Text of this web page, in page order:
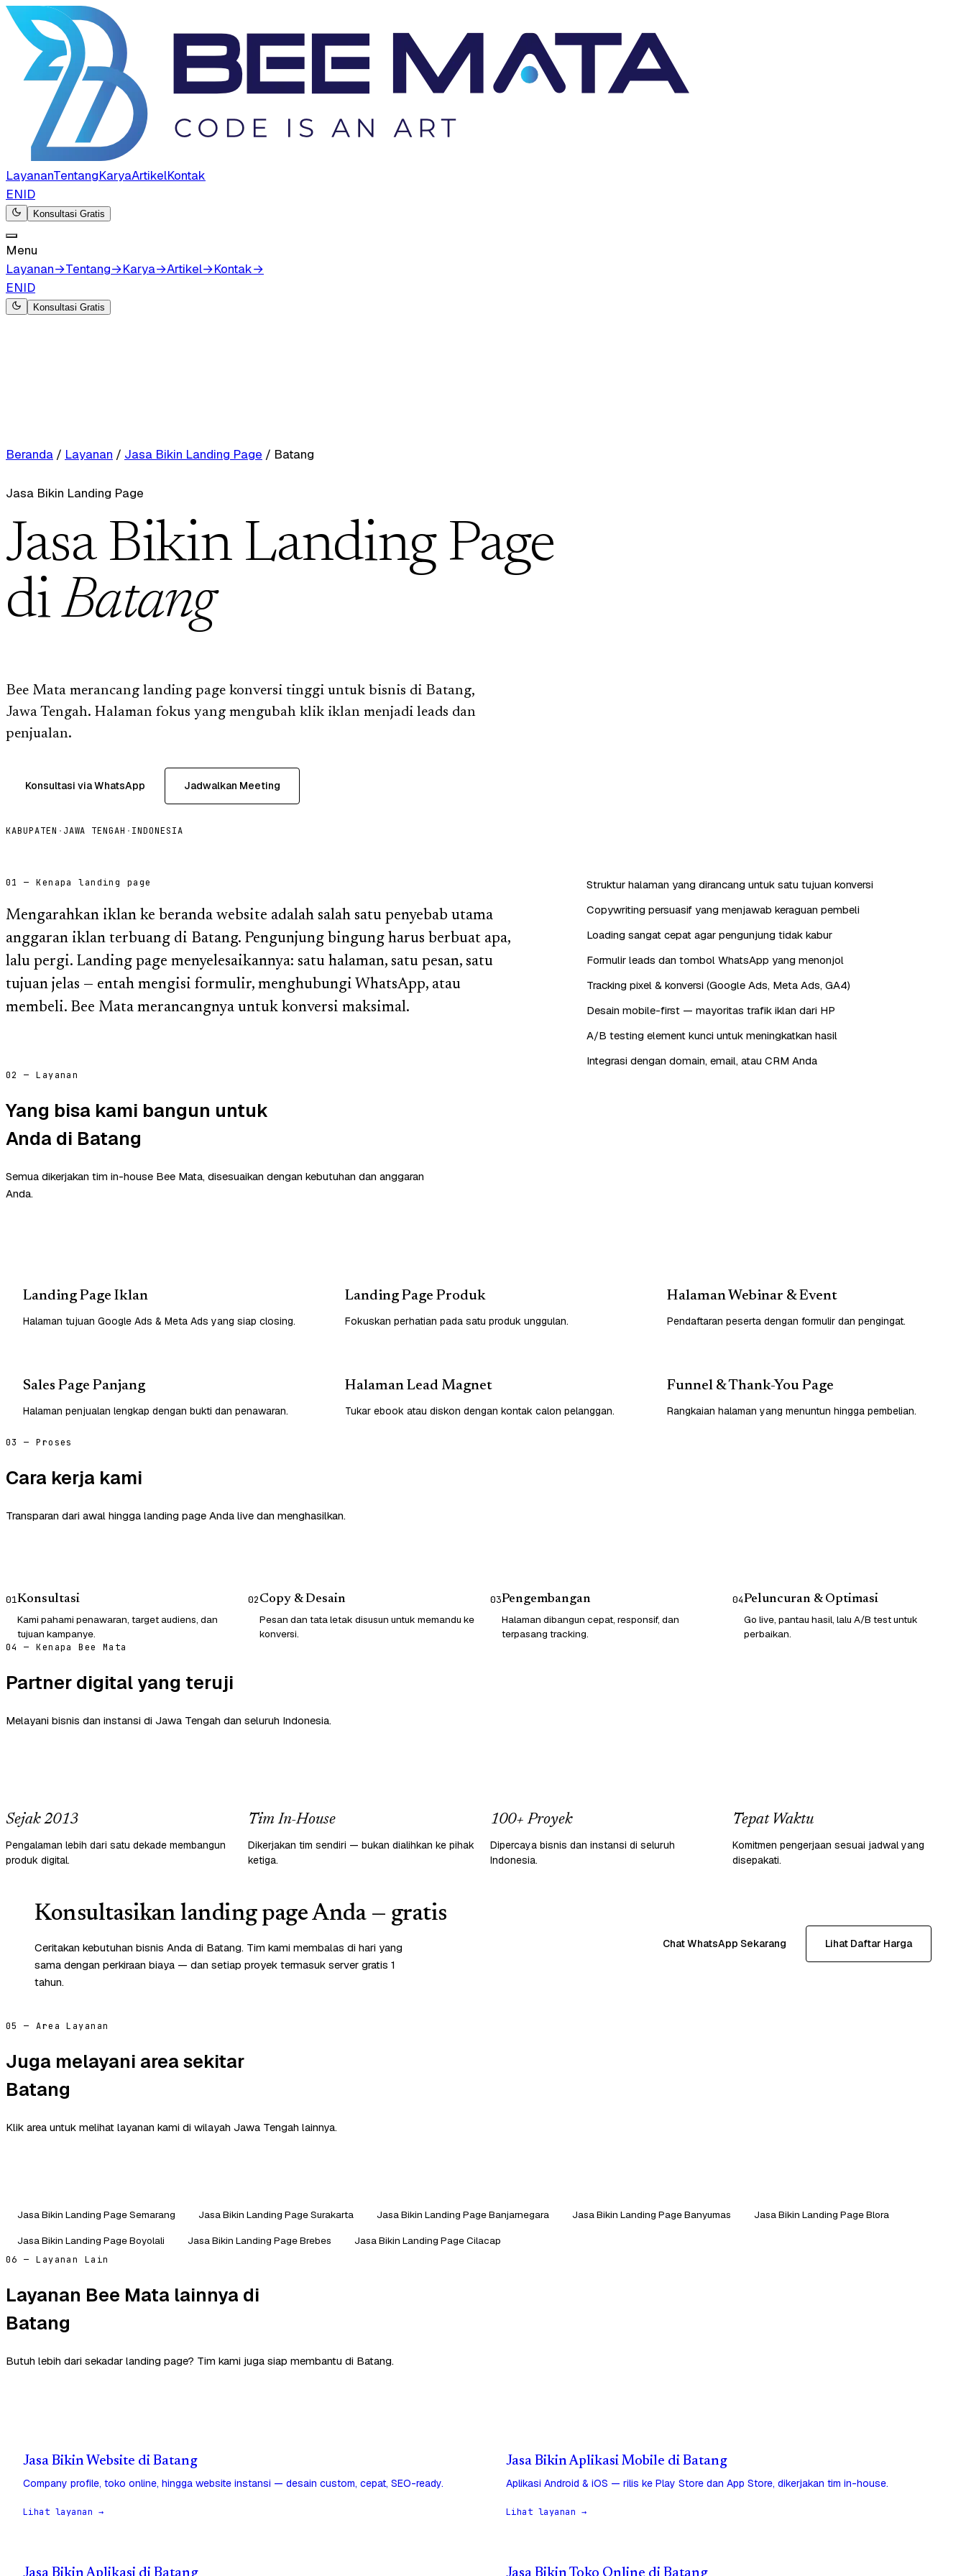
LayananTentangKaryaArtikelKontak
ENID
Konsultasi Gratis
Menu
Layanan→Tentang→Karya→Artikel→Kontak→
ENID
Konsultasi Gratis
Beranda / Layanan / Jasa Bikin Landing Page / Batang
Jasa Bikin Landing Page
Jasa Bikin Landing Page
diBatang
Bee Mata merancang landing page konversi tinggi untuk bisnis di Batang,
Jawa Tengah. Halaman fokus yang mengubah klik iklan menjadi leads dan
penjualan.
Konsultasi via WhatsApp Jadwalkan Meeting
KABUPATEN · JAWA TENGAH · INDONESIA
01 — Kenapa landing page
Mengarahkan iklan ke beranda website adalah salah satu penyebab utama
anggaran iklan terbuang di Batang. Pengunjung bingung harus berbuat apa,
lalu pergi. Landing page menyelesaikannya: satu halaman, satu pesan, satu
tujuan jelas — entah mengisi formulir, menghubungi WhatsApp, atau
membeli. Bee Mata merancangnya untuk konversi maksimal.
Struktur halaman yang dirancang untuk satu tujuan konversi
Copywriting persuasif yang menjawab keraguan pembeli
Loading sangat cepat agar pengunjung tidak kabur
Formulir leads dan tombol WhatsApp yang menonjol
Tracking pixel & konversi (Google Ads, Meta Ads, GA4)
Desain mobile-first — mayoritas trafik iklan dari HP
A/B testing element kunci untuk meningkatkan hasil
Integrasi dengan domain, email, atau CRM Anda
02 — Layanan
Yang bisa kami bangun untuk
Anda di Batang
Semua dikerjakan tim in-house Bee Mata, disesuaikan dengan kebutuhan dan anggaran
Anda.
Landing Page Iklan
Halaman tujuan Google Ads & Meta Ads yang siap closing.
Landing Page Produk
Fokuskan perhatian pada satu produk unggulan.
Halaman Webinar & Event
Pendaftaran peserta dengan formulir dan pengingat.
Sales Page Panjang
Halaman penjualan lengkap dengan bukti dan penawaran.
Halaman Lead Magnet
Tukar ebook atau diskon dengan kontak calon pelanggan.
Funnel & Thank-You Page
Rangkaian halaman yang menuntun hingga pembelian.
03 — Proses
Cara kerja kami
Transparan dari awal hingga landing page Anda live dan menghasilkan.
01Konsultasi
Kami pahami penawaran, target audiens, dan
tujuan kampanye.
02Copy & Desain
Pesan dan tata letak disusun untuk memandu ke
konversi.
03Pengembangan
Halaman dibangun cepat, responsif, dan
terpasang tracking.
04Peluncuran & Optimasi
Go live, pantau hasil, lalu A/B test untuk
perbaikan.
04 — Kenapa Bee Mata
Partner digital yang teruji
Melayani bisnis dan instansi di Jawa Tengah dan seluruh Indonesia.
Sejak 2013
Pengalaman lebih dari satu dekade membangun
produk digital.
Tim In-House
Dikerjakan tim sendiri — bukan dialihkan ke pihak
ketiga.
100+ Proyek
Dipercaya bisnis dan instansi di seluruh
Indonesia.
Tepat Waktu
Komitmen pengerjaan sesuai jadwal yang
disepakati.
Konsultasikan landing page Anda — gratis
Ceritakan kebutuhan bisnis Anda di Batang. Tim kami membalas di hari yang
sama dengan perkiraan biaya — dan setiap proyek termasuk server gratis 1
tahun.
Chat WhatsApp Sekarang Lihat Daftar Harga
05 — Area Layanan
Juga melayani area sekitar
Batang
Klik area untuk melihat layanan kami di wilayah Jawa Tengah lainnya.
Jasa Bikin Landing Page Semarang Jasa Bikin Landing Page Surakarta Jasa Bikin Landing Page Banjarnegara Jasa Bikin Landing Page Banyumas
Jasa Bikin Landing Page Blora
Jasa Bikin Landing Page Boyolali
Jasa Bikin Landing Page Brebes Jasa Bikin Landing Page Cilacap
06 — Layanan Lain
Layanan Bee Mata lainnya di
Batang
Butuh lebih dari sekadar landing page? Tim kami juga siap membantu di Batang.
Jasa Bikin Website di Batang
Company profile, toko online, hingga website instansi — desain custom, cepat, SEO-ready.
Lihat layanan →
Jasa Bikin Aplikasi Mobile di Batang
Aplikasi Android & iOS — rilis ke Play Store dan App Store, dikerjakan tim in-house.
Lihat layanan →